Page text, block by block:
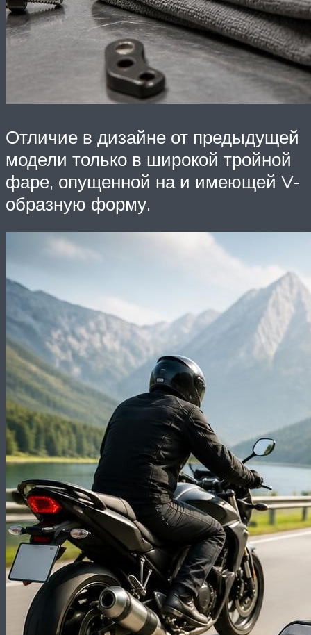
Отличие в дизайне от предыдущей
модели только в широкой тройной
фаре, опущенной на и имеющей V-
образную форму.